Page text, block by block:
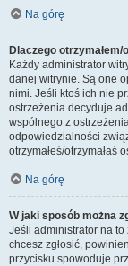
Na górę
Dlaczego
Każdy administrator
danej witrynie. Są one
nimi. Jeśli ktoś ich nie
ostrzeżenia decyduje
wspólnego z
odpowiedzialności
otrzymałeś/otrzymałaś
Na górę
W jaki sposób można
Jeśli administrator na to
chcesz zgłosić,
przycisku spowoduje